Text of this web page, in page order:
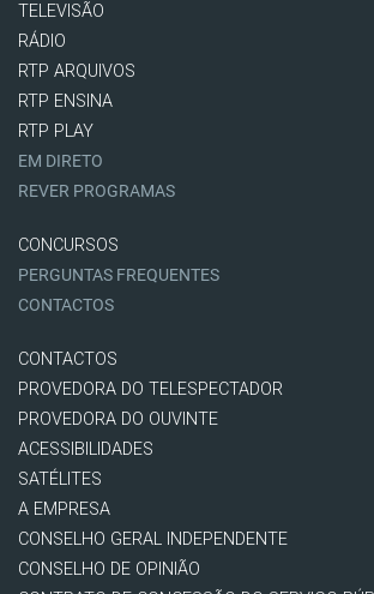
TELEVISÃO
RÁDIO
RTP ARQUIVOS
RTP ENSINA
RTP PLAY
EM DIRETO
REVER PROGRAMAS
CONCURSOS
PERGUNTAS FREQUENTES
CONTACTOS
CONTACTOS
PROVEDORA DO TELESPECTADOR
PROVEDORA DO OUVINTE
ACESSIBILIDADES
SATÉLITES
A EMPRESA
CONSELHO GERAL INDEPENDENTE
CONSELHO DE OPINIÃO